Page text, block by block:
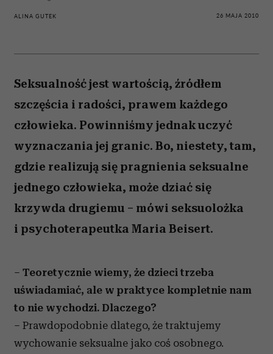
ALINA GUTEK 26 MAJA 2010
Seksualność jest wartością, źródłem
szczęścia i radości, prawem każdego
człowieka. Powinniśmy jednak uczyć
wyznaczania jej granic. Bo, niestety, tam,
gdzie realizują się pragnienia seksualne
jednego człowieka, może dziać się
krzywda drugiemu – mówi seksuolożka
i psychoterapeutka Maria Beisert.
– Teoretycznie wiemy, że dzieci trzeba
uświadamiać, ale w praktyce kompletnie nam
to nie wychodzi. Dlaczego?
– Prawdopodobnie dlatego, że traktujemy
wychowanie seksualne jako coś osobnego.